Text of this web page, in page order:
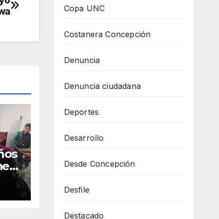
Copa UNC
Costanera Concepción
Denuncia
Denuncia ciudadana
Deportes
Desarrollo
Desde Concepción
Desfile
Destacado